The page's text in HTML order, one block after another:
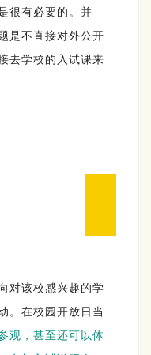
很有必要的。并
是不直接对外公开
去学校的入试课来
对该校感兴趣的学
。在校园开放日当
观，甚至还可以体